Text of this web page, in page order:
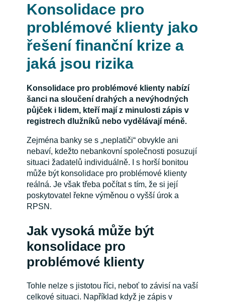
Konsolidace pro
problémové klienty jako
řešení finanční krize a
jaká jsou rizika
Konsolidace pro problémové klienty nabízí
šanci na sloučení drahých a nevýhodných
půjček i lidem, kteří mají z minulosti zápis v
registrech dlužníků nebo vydělávají méně.
Zejména banky se s „neplatiči“ obvykle ani
nebaví, kdežto nebankovní společnosti posuzují
situaci žadatelů individuálně. I s horší bonitou
může být konsolidace pro problémové klienty
reálná. Je však třeba počítat s tím, že si její
poskytovatel řekne výměnou o vyšší úrok a
RPSN.
Jak vysoká může být
konsolidace pro
problémové klienty
Tohle nelze s jistotou říci, neboť to závisí na vaší
celkové situaci. Například když je zápis v